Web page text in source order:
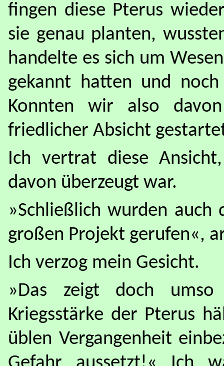
fingen diese Pterus
sie genau planten,
handelte es sich um
gekannt hatten und
Konnten wir also
friedlicher Absicht
Ich vertrat diese
davon überzeugt war.
»Schließlich wurden auch
großen Projekt gerufen«,
Ich verzog mein Gesicht.
»Das zeigt doch
Kriegsstärke der Pterus
üblen Vergangenheit